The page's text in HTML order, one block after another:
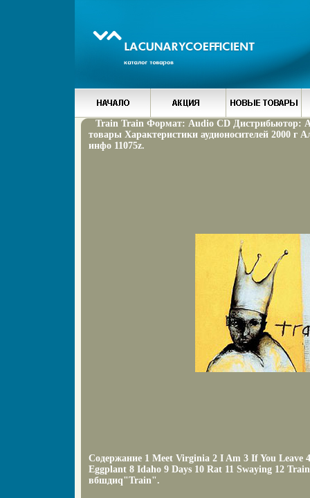
Train Train Формат: Audio CD Дистрибьютор:
товары Характеристики аудионосителей 2000 г
инфо 11075z.
Содержание 1 Meet Virginia 2 I Am 3 If You Leave
Eggplant 8 Idaho 9 Days 10 Rat 11 Swaying 12
вбшдиq"Train".